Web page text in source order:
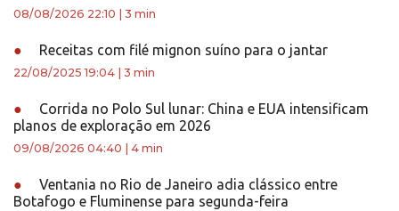
08/08/2026 22:10 3 min
● Receitas com filé mignon suíno para o jantar
22/08/2025 19:04 3 min
●
Corrida no Polo Sul lunar: China e EUA intensificam
planos de exploração em 2026
09/08/2026 04:40 4 min
●
Ventania no Rio de Janeiro adia clássico entre
Botafogo e Fluminense para segunda-feira